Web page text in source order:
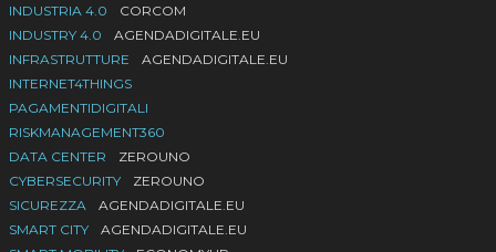
INDUSTRIA 4.0
CORCOM
INDUSTRY 4.0
AGENDADIGITALE.EU
INFRASTRUTTURE
AGENDADIGITALE.EU
INTERNET4THINGS
PAGAMENTIDIGITALI
RISKMANAGEMENT360
DATA CENTER
ZEROUNO
CYBERSECURITY
ZEROUNO
SICUREZZA
AGENDADIGITALE.EU
SMART CITY
AGENDADIGITALE.EU